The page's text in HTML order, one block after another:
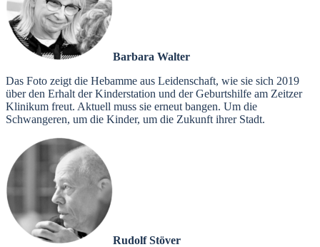
Barbara Walter
Das Foto zeigt die Hebamme aus Leidenschaft, wie sie sich 2019
über den Erhalt der Kinderstation und der Geburtshilfe am Zeitzer
Klinikum freut. Aktuell muss sie erneut bangen. Um die
Schwangeren, um die Kinder, um die Zukunft ihrer Stadt.
Rudolf Stöver